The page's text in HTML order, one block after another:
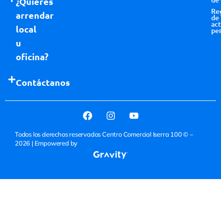
arrendar
local
u
oficina?
Contáctanos
de
Todos los derechos reservados Centro Comercial Iserra 100 © –
2026 | Empowered by